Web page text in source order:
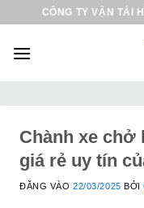
CÔNG TY VẬN TẢI
Chành xe chở
giá rẻ uy tín
ĐĂNG VÀO22/03/2025 BỞI